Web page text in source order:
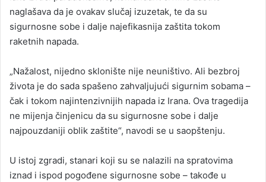
naglašava da je ovakav slučaj izuzetak, te da su
sigurnosne sobe i dalje najefikasnija zaštita tokom
raketnih napada.
„Nažalost, nijedno sklonište nije neuništivo. Ali bezbroj
života je do sada spašeno zahvaljujući sigurnim sobama –
čak i tokom najintenzivnijih napada iz Irana. Ova tragedija
ne mijenja činjenicu da su sigurnosne sobe i dalje
najpouzdaniji oblik zaštite“, navodi se u saopštenju.
U istoj zgradi, stanari koji su se nalazili na spratovima
iznad i ispod pogođene sigurnosne sobe – takođe u